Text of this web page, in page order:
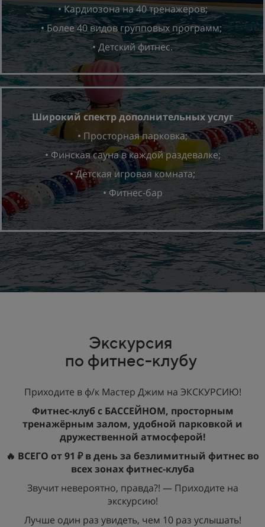
• Кардиозона на 40 тренажеров;
• Более 40 видов групповых программ;
• Детский фитнес.
Широкий спектр дополнительных услуг
• Просторная парковка;
• Финская сауна в каждой раздевалке;
• Детская игровая комната;
• Фитнес-бар
Экскурсия
по фитнес-клубу
Приходите в ф/к Мастер Джим на ЭКСКУРСИЮ!
Фитнес-клуб с БАССЕЙНОМ, просторным
тренажёрным залом, удобной парковкой и
дружественной атмосферой!
🔥 ВСЕГО от 91 ₽ в день за безлимитный фитнес во
всех зонах фитнес-клуба
Звучит невероятно, правда?! — Приходите на
экскурсию!
Лучше один раз увидеть, чем 10 раз услышать!